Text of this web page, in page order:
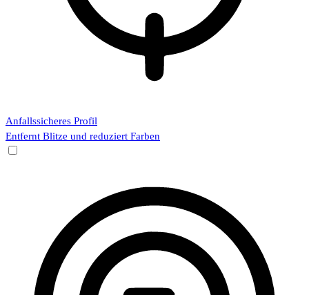
Anfallssicheres Profil
Entfernt Blitze und reduziert Farben